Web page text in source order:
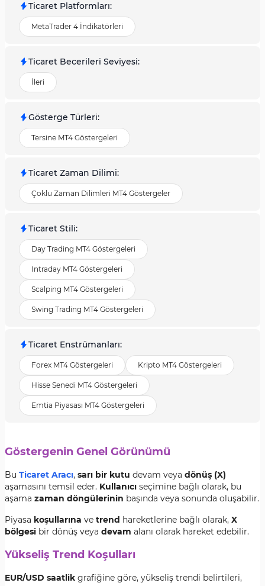
Ticaret Platformları:
MetaTrader 4 İndikatörleri
Ticaret Becerileri Seviyesi:
İleri
Gösterge Türleri:
Tersine MT4 Göstergeleri
Ticaret Zaman Dilimi:
Çoklu Zaman Dilimleri MT4 Göstergeler
Ticaret Stili:
Day Trading MT4 Göstergeleri
Intraday MT4 Göstergeleri
Scalping MT4 Göstergeleri
Swing Trading MT4 Göstergeleri
Ticaret Enstrümanları:
Forex MT4 Göstergeleri Kripto MT4 Göstergeleri
Hisse Senedi MT4 Göstergeleri
Emtia Piyasası MT4 Göstergeleri
Göstergenin Genel Görünümü
Bu Ticaret Aracı, sarı bir kutu devam veya dönüş (X)
aşamasını temsil eder. Kullanıcı seçimine bağlı olarak, bu
aşama zaman döngülerinin başında veya sonunda oluşabilir.
Piyasa koşullarına ve trend hareketlerine bağlı olarak, X
bölgesi bir dönüş veya devam alanı olarak hareket edebilir.
Yükseliş Trend Koşulları
EUR/USD saatlik grafiğine göre, yükseliş trendi belirtileri,